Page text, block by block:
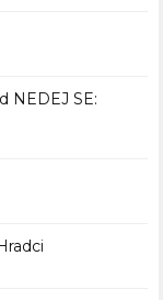
NEDEJ SE: